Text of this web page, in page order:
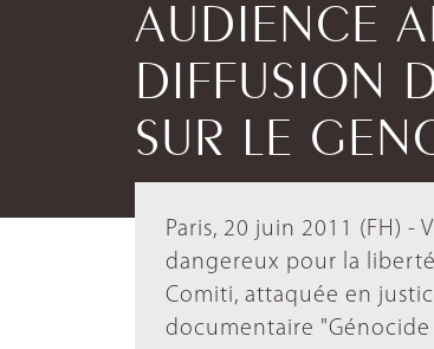
AUDIENCE
DIFFUSION
SUR LE
Paris, 20 juin 2011 (FH)
dangereux pour la
Comiti, attaquée en
documentaire